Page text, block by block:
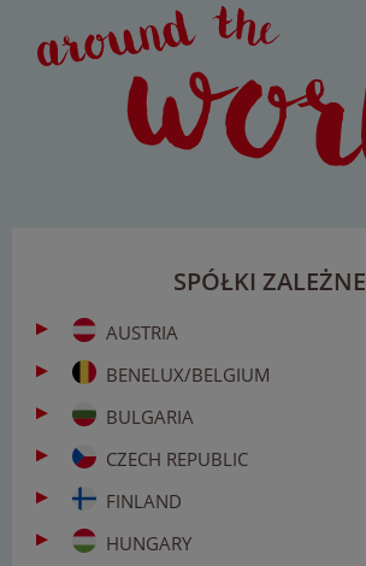
SPÓŁKI ZALEŻNE
AUSTRIA
BENELUX/BELGIUM
BULGARIA
CZECH REPUBLIC
FINLAND
HUNGARY